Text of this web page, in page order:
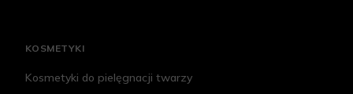
KOSMETYKI
Kosmetyki do pielęgnacji twarzy